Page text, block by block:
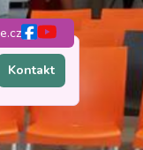
Kontakt